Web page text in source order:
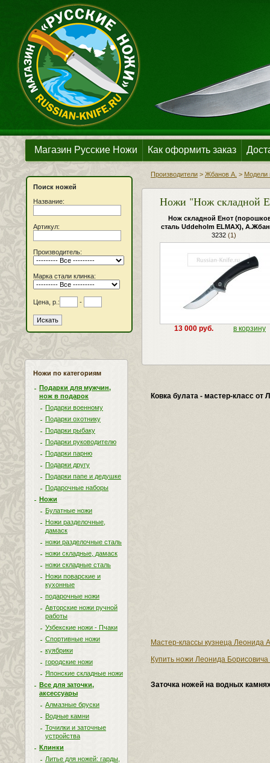
Магазин Русские Ножи Как оформить заказ
Поиск ножей
Название:
Артикул:
Производитель:
Марка стали клинка:
Цена, р.: -
Ножи по категориям
Подарки для мужчин,
нож в подарок
Подарки военному
Подарки охотнику
Подарки рыбаку
Подарки руководителю
Подарки парню
Подарки другу
Подарки папе и дедушке
Подарочные наборы
Ножи
Булатные ножи
Ножи разделочные,
дамаск
ножи разделочные сталь
ножи складные, дамаск
ножи складные сталь
Ножи поварские и
кухонные
подарочные ножи
Авторские ножи ручной
работы
Узбекские ножи - Пчаки
Спортивные ножи
куябрики
городские ножи
Японские складные ножи
Все для заточки,
аксессуары
Алмазные бруски
Водные камни
Точилки и заточные
устройства
Клинки
Литье для ножей: гарды,
Производители > Жбанов А. > Модели
Ножи "Нож складной
Нож складной Енот
сталь Uddeholm ELMAX),
3232(1)
13 000 руб. в корзину
Ковка булата - мастер-класс от
Мастер-классы кузнеца Леонида
Купить ножи Леонида Борисовича
Заточка ножей на водных